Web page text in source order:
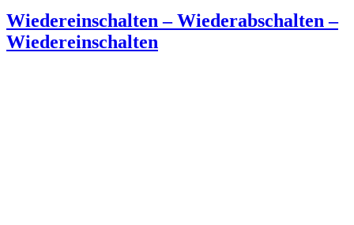
KIRCHE
der
Garnisonkirche“
Wiedereinschalten – Wiederabschalten –
Wiedereinschalten